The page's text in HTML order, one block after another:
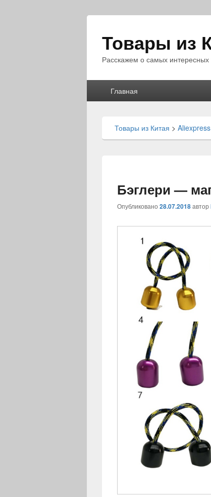
Товары из
Расскажем о самых интересных
Главная
Товары из Китая > Aliexpress
Бэглери —
Опубликовано 28.07.2018автор